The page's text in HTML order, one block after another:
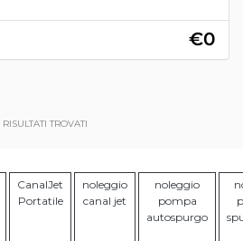
€0
RISULTATI TROVATI
CanalJet
Portatile
noleggio
canal jet
noleggio
pompa
autospurgo